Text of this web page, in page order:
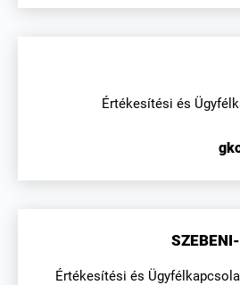
Értékesítési és
Értékesítési és